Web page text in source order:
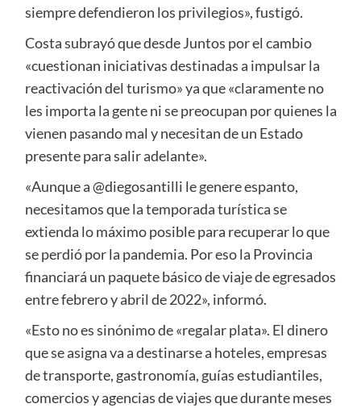
siempre defendieron los privilegios», fustigó.
Costa subrayó que desde Juntos por el cambio
«cuestionan iniciativas destinadas a impulsar la
reactivación del turismo» ya que «claramente no
les importa la gente ni se preocupan por quienes la
vienen pasando mal y necesitan de un Estado
presente para salir adelante».
«Aunque a @diegosantilli le genere espanto,
necesitamos que la temporada turística se
extienda lo máximo posible para recuperar lo que
se perdió por la pandemia. Por eso la Provincia
financiará un paquete básico de viaje de egresados
entre febrero y abril de 2022», informó.
«Esto no es sinónimo de «regalar plata». El dinero
que se asigna va a destinarse a hoteles, empresas
de transporte, gastronomía, guías estudiantiles,
comercios y agencias de viajes que durante meses